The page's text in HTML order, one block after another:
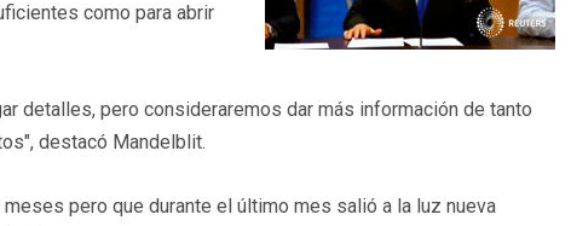
como para abrir
detalles, pero consideraremos dar más información de tanto
destacó Mandelblit.
pero que durante el último mes salió a la luz nueva